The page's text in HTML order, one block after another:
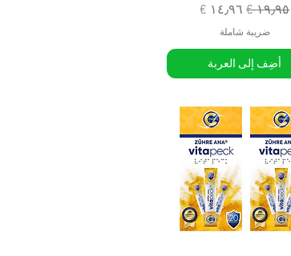
سعر عادي‏١٩٫٩٥ € سعر البيع
ضريبة شاملة
أضِف إلى العربة